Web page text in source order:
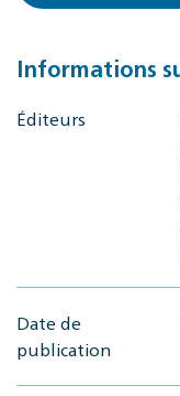
Informations
Éditeurs
Date de
publication